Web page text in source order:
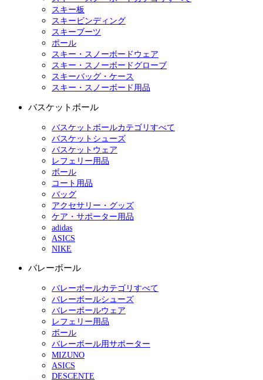
スキー板
スキービンディング
スキーブーツ
ポール
スキー・スノーボードウェア
スキー・スノーボードグローブ
スキーバッグ・ケース
スキー・スノーボード用品
バスケットボール
バスケットボールカテゴリすべて
バスケットシューズ
バスケットウェア
レフェリー用品
ボール
コート用品
バッグ
アクセサリー・グッズ
ケア・サポーター用品
adidas
ASICS
NIKE
バレーボール
バレーボールカテゴリすべて
バレーボールシューズ
バレーボールウェア
レフェリー用品
ボール
バレーボール用サポーター
MIZUNO
ASICS
DESCENTE